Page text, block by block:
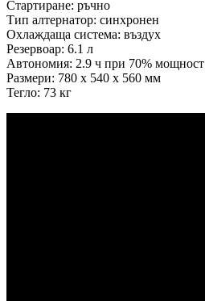
Стартиране: ръчно
Тип алтернатор: синхронен
Охлаждаща система: въздух
Резервоар: 6.1 л
Автономия: 2.9 ч при 70% мощност
Размери: 780 x 540 x 560 мм
Тегло: 73 кг